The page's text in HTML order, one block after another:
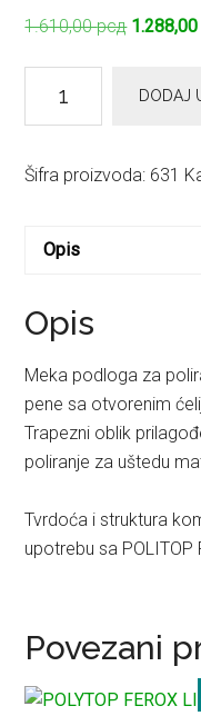
1.610,00рсд
bila:
ANTI
PAD
140X25
DODAJ
Šifra proizvoda: 631
Opis
Opis
Meka podloga za
pene sa otvorenim
Trapezni oblik
poliranje za uštedu
Tvrdoća i struktura
upotrebu sa
Povezani